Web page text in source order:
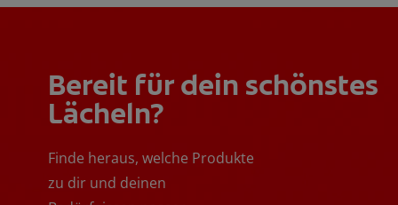
Bereit für dein schönstes
Lächeln?
Finde heraus, welche Produkte
zu dir und deinen